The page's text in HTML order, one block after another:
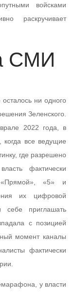
войсками
раскручивает
СМИ
ни одного
Зеленского.
2022 года, в
когда все ведущие
где разрешено
фактически
«Прямой», «5» и
их цифровой
себе приглашать
с позицией
момент каналы
фактически
у власти